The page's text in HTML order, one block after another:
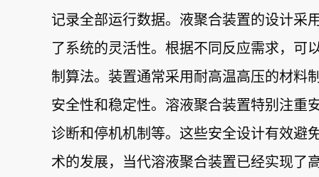
记录全部运行数据。液聚合装置的设计采
了系统的灵活性。根据不同反应需求，可
制算法。装置通常采用耐高温高压的材料
安全性和稳定性。溶液聚合装置特别注重
诊断和停机机制等。这些安全设计有效避
术的发展，当代溶液聚合装置已经实现了